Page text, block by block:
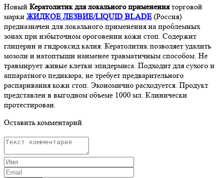
Новый Кератолитик для локального примененияторговой
марки ЖИДКОЕ ЛЕЗВИЕ/LIQUID BLADE (Россия)
предназначен для локального применения на проблемных
зонах при избыточном ороговении кожи стоп. Содержит
глицерин и гидроксид калия. Кератолитик позволяет удалить
мозоли и натоптыши наименее травматичным способом. Не
травмирует живые клетки эпидермиса. Подходит для сухого и
аппаратного педикюра, не требует предварительного
распаривания кожи стоп. Экономично расходуется. Продукт
представлен в выгодном объеме 1000 мл. Клинически
протестирован.
Оставить комментарий